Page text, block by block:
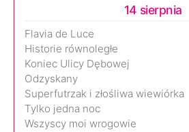
14 sierpnia
Flavia de Luce
Historie równoległe
Koniec Ulicy Dębowej
Odzyskany
Superfutrzak i złośliwa wiewiórka
Tylko jedna noc
Wszyscy moi wrogowie